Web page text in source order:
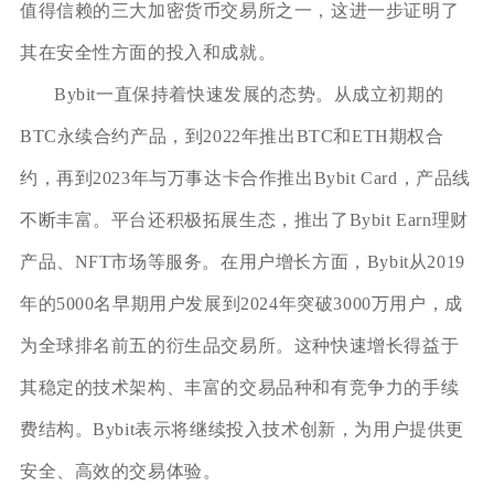
值得信赖的三大加密货币交易所之一，这进一步证明了
其在安全性方面的投入和成就。
Bybit一直保持着快速发展的态势。从成立初期的
BTC永续合约产品，到2022年推出BTC和ETH期权合
约，再到2023年与万事达卡合作推出Bybit Card，产品线
不断丰富。平台还积极拓展生态，推出了Bybit Earn理财
产品、NFT市场等服务。在用户增长方面，Bybit从2019
年的5000名早期用户发展到2024年突破3000万用户，成
为全球排名前五的衍生品交易所。这种快速增长得益于
其稳定的技术架构、丰富的交易品种和有竞争力的手续
费结构。Bybit表示将继续投入技术创新，为用户提供更
安全、高效的交易体验。